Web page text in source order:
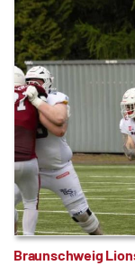
Braunschweig